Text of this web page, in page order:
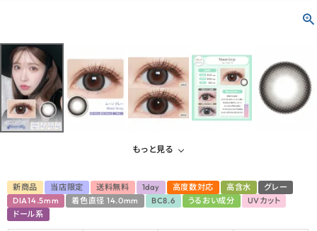
もっと見る
新商品 当店限定 送料無料 1day 高度数対応 高含水
グレー
DIA14.5mm
着色直径 14.0mm BC8.6 うるおい成分
UVカット
ドール系